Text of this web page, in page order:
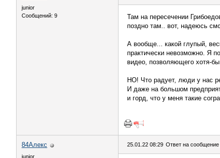
junior
Сообщений: 9
Там на пересечении
поздно там.. вот, надеюсь
А вообще... какой глупый,
практически невозможно. Я
видео, позволяющего хотя-
НО! Что радует, люди у нас
И даже на большом
и горд, что у меня такие
84Алекс
junior
25.01.22 08:29 Ответ на сообщение